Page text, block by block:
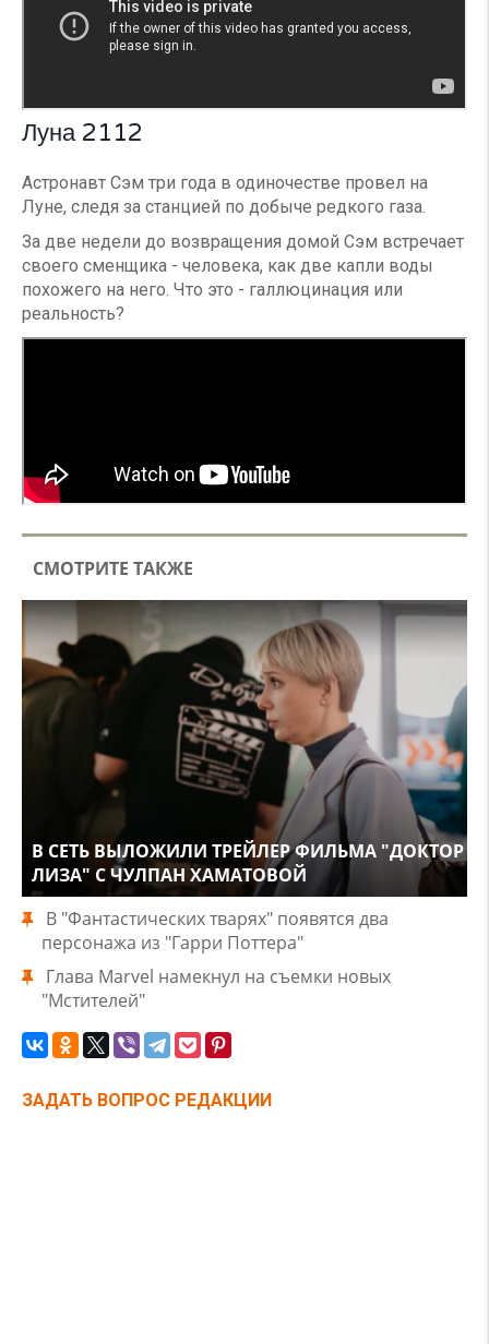
Луна 2112
Астронавт Сэм три года в одиночестве провел на
Луне, следя за станцией по добыче редкого газа.
За две недели до возвращения домой Сэм встречает
своего сменщика - человека, как две капли воды
похожего на него. Что это - галлюцинация или
реальность?
СМОТРИТЕ ТАКЖЕ
В СЕТЬ ВЫЛОЖИЛИ ТРЕЙЛЕР ФИЛЬМА "ДОКТОР
ЛИЗА" С ЧУЛПАН ХАМАТОВОЙ
В "Фантастических тварях" появятся два
персонажа из "Гарри Поттера"
Глава Marvel намекнул на съемки новых
"Мстителей"
ЗАДАТЬ ВОПРОС РЕДАКЦИИ